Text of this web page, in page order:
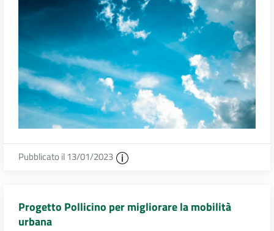
Pubblicato il 13/01/2023
Progetto Pollicino per migliorare la mobilità
urbana